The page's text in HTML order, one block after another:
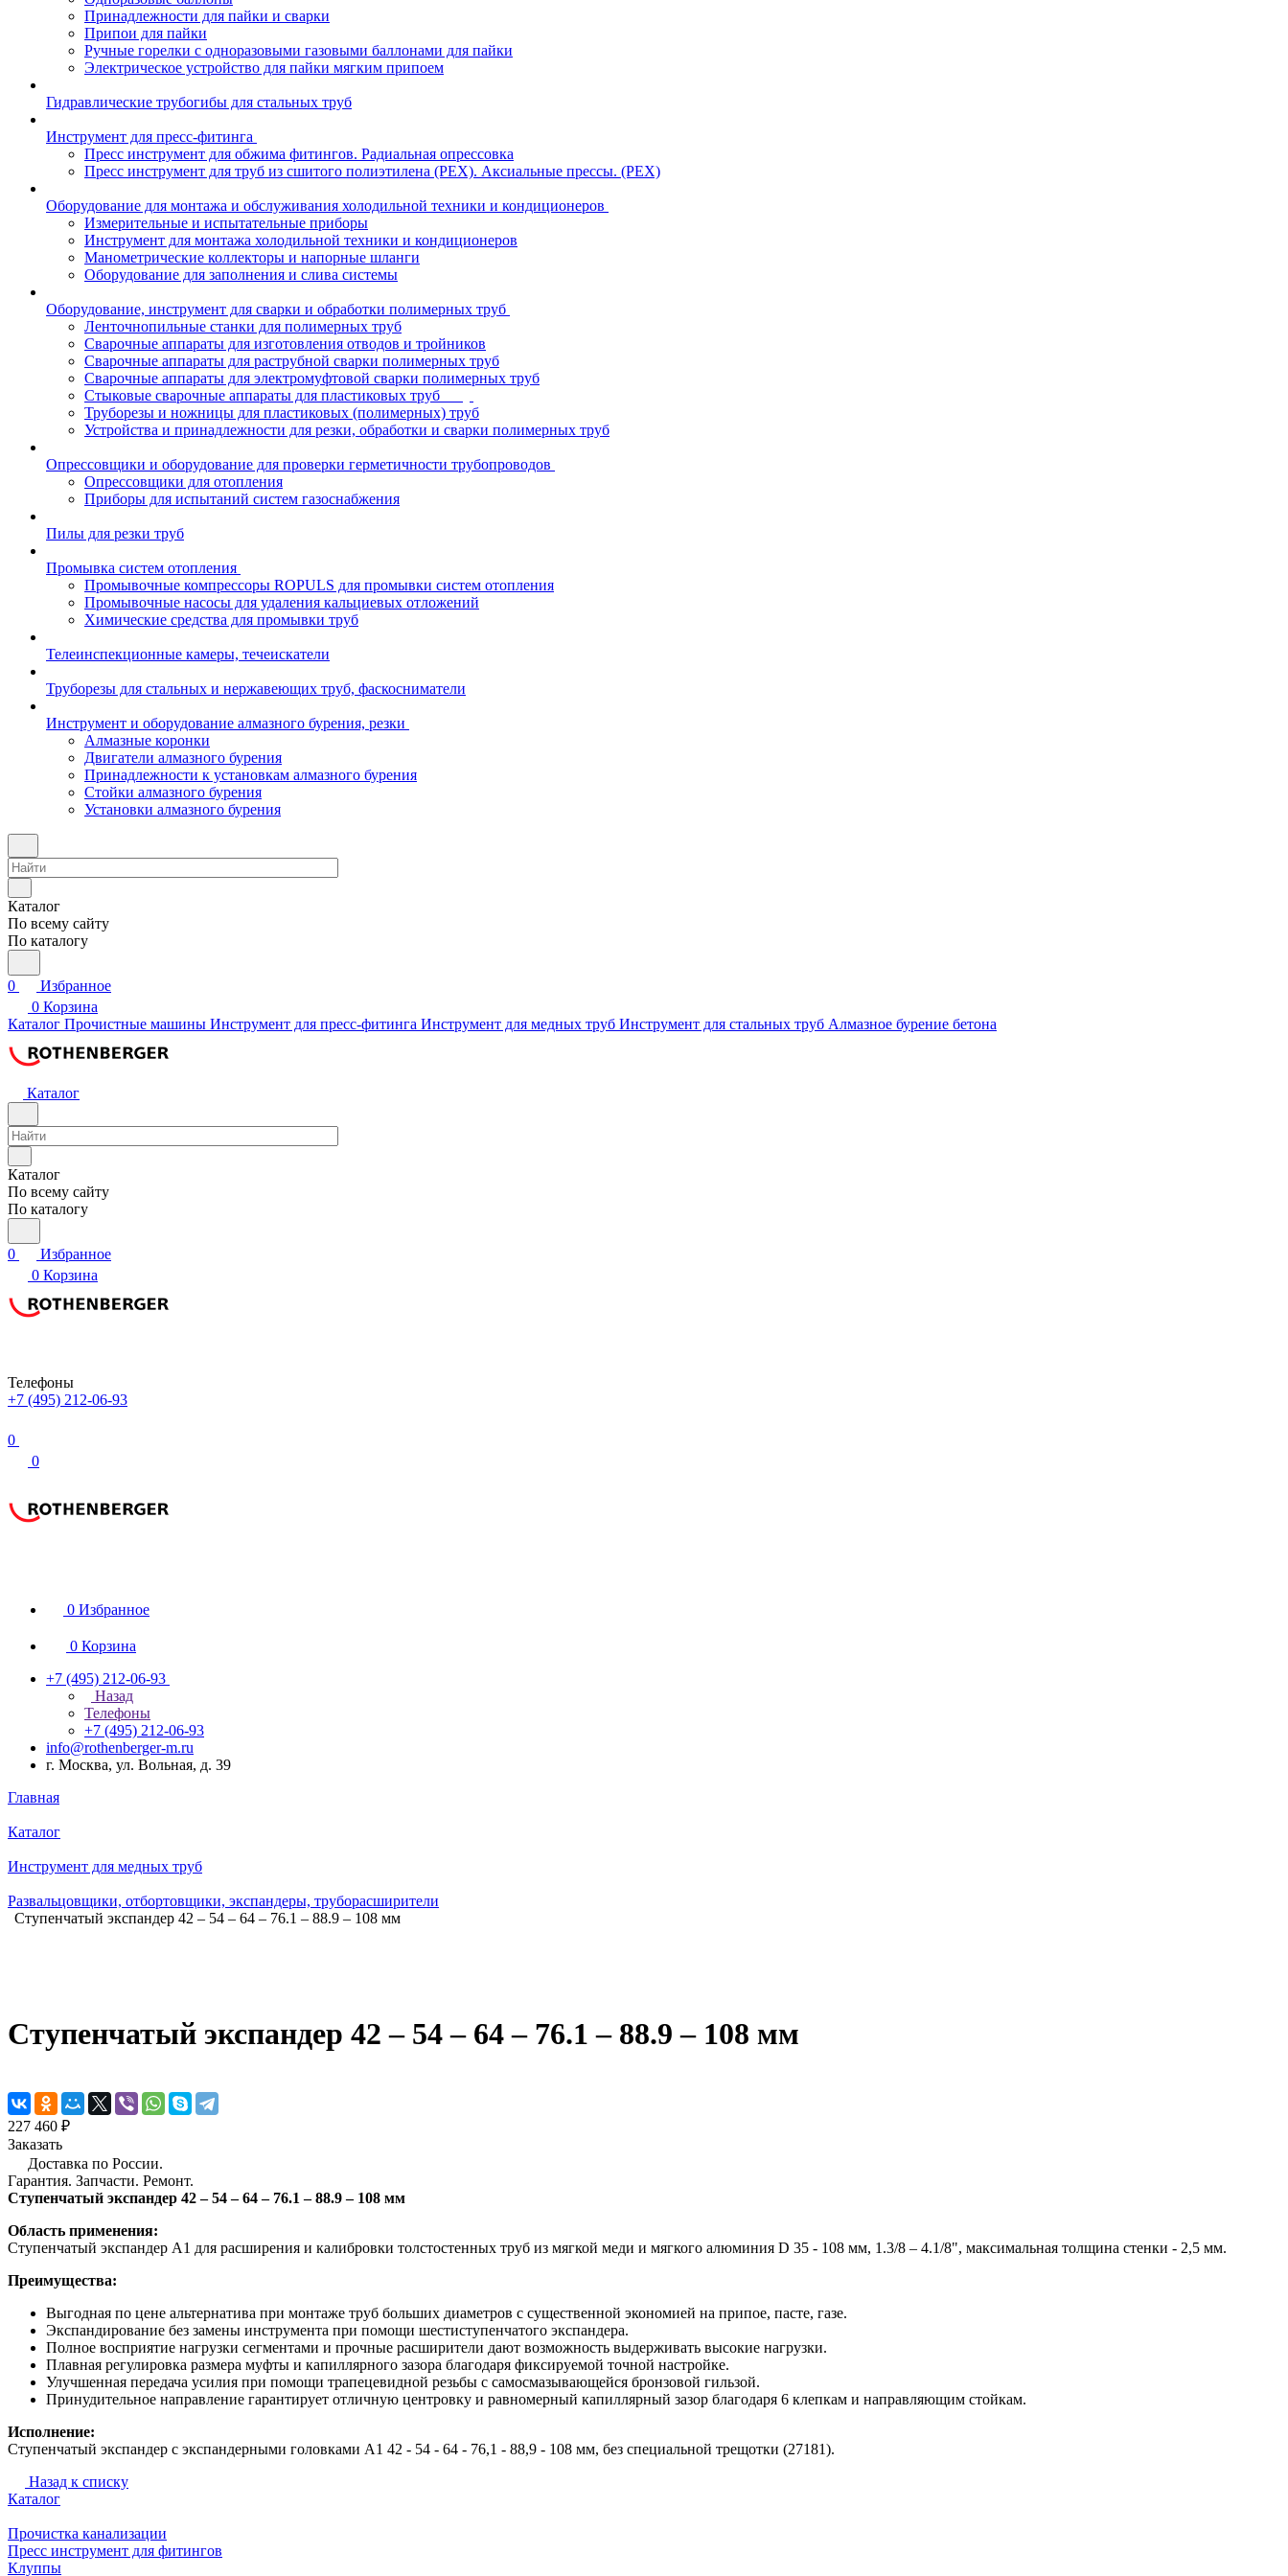
Принадлежности для пайки и сварки
Припои для пайки
Ручные горелки с одноразовыми газовыми баллонами для пайки
Электрическое устройство для пайки мягким припоем
Гидравлические трубогибы для стальных труб
Инструмент для пресс-фитинга
Пресс инструмент для обжима фитингов. Радиальная опрессовка
Пресс инструмент для труб из сшитого полиэтилена (PEX). Аксиальные прессы. (PEX)
Оборудование для монтажа и обслуживания холодильной техники и кондиционеров
Измерительные и испытательные приборы
Инструмент для монтажа холодильной техники и кондиционеров
Манометрические коллекторы и напорные шланги
Оборудование для заполнения и слива системы
Оборудование, инструмент для сварки и обработки полимерных труб
Ленточнопильные станки для полимерных труб
Сварочные аппараты для изготовления отводов и тройников
Сварочные аппараты для раструбной сварки полимерных труб
Сварочные аппараты для электромуфтовой сварки полимерных труб
Стыковые сварочные аппараты для пластиковых труб
Труборезы и ножницы для пластиковых (полимерных) труб
Устройства и принадлежности для резки, обработки и сварки полимерных труб
Опрессовщики и оборудование для проверки герметичности трубопроводов
Опрессовщики для отопления
Приборы для испытаний систем газоснабжения
Пилы для резки труб
Промывка систем отопления
Промывочные компрессоры ROPULS для промывки систем отопления
Промывочные насосы для удаления кальциевых отложений
Химические средства для промывки труб
Телеинспекционные камеры, течеискатели
Труборезы для стальных и нержавеющих труб, фаскосниматели
Инструмент и оборудование алмазного бурения, резки
Алмазные коронки
Двигатели алмазного бурения
Принадлежности к установкам алмазного бурения
Стойки алмазного бурения
Установки алмазного бурения
Каталог
По всему сайту
По каталогу
0
Избранное
0 Корзина
Каталог Прочистные машины Инструмент для пресс-фитинга Инструмент для медных труб Инструмент для стальных труб Алмазное бурение бетона
Каталог
Каталог
По всему сайту
По каталогу
0
Избранное
0 Корзина
Телефоны
+7 (495) 212-06-93
0
0
0 Избранное
0 Корзина
+7 (495) 212-06-93
Назад
Телефоны
+7 (495) 212-06-93
info@rothenberger-m.ru
г. Москва, ул. Вольная, д. 39
Главная
Каталог
Инструмент для медных труб
Развальцовщики, отбортовщики, экспандеры, труборасширители
Ступенчатый экспандер 42 – 54 – 64 – 76.1 – 88.9 – 108 мм
Ступенчатый экспандер 42 – 54 – 64 – 76.1 – 88.9 – 108 мм
227 460 ₽
Заказать
Доставка по России.
Гарантия. Запчасти. Ремонт.
Ступенчатый экспандер 42 – 54 – 64 – 76.1 – 88.9 – 108 мм
Область применения:
Ступенчатый экспандер А1 для расширения и калибровки толстостенных труб из мягкой меди и мягкого алюминия D 35 - 108 мм, 1.3/8 – 4.1/8", максимальная толщина стенки - 2,5 мм.
Преимущества:
Выгодная по цене альтернатива при монтаже труб больших диаметров с существенной экономией на припое, пасте, газе.
Экспандирование без замены инструмента при помощи шестиступенчатого экспандера.
Полное восприятие нагрузки сегментами и прочные расширители дают возможность выдерживать высокие нагрузки.
Плавная регулировка размера муфты и капиллярного зазора благодаря фиксируемой точной настройке.
Улучшенная передача усилия при помощи трапецевидной резьбы с самосмазывающейся бронзовой гильзой.
Принудительное направление гарантирует отличную центровку и равномерный капиллярный зазор благодаря 6 клепкам и направляющим стойкам.
Исполнение:
Ступенчатый экспандер с экспандерными головками А1 42 - 54 - 64 - 76,1 - 88,9 - 108 мм, без специальной трещотки (27181).
Назад к списку
Каталог
Прочистка канализации
Пресс инструмент для фитингов
Клуппы